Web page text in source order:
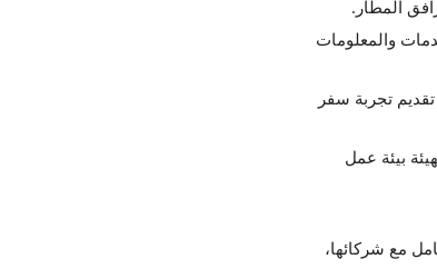
المطار.
والمعلومات
تجربة سفر
بيئة عمل
مع شركائها،